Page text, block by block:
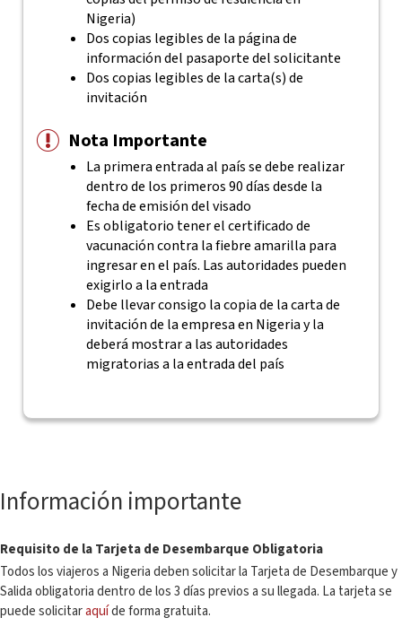
Nigeria)
Dos copias legibles de la página de
información del pasaporte del solicitante
Dos copias legibles de la carta(s) de
invitación
Nota Importante
La primera entrada al país se debe realizar
dentro de los primeros 90 días desde la
fecha de emisión del visado
Es obligatorio tener el certificado de
vacunación contra la fiebre amarilla para
ingresar en el país. Las autoridades pueden
exigirlo a la entrada
Debe llevar consigo la copia de la carta de
invitación de la empresa en Nigeria y la
deberá mostrar a las autoridades
migratorias a la entrada del país
Información importante
Requisito de la Tarjeta de Desembarque Obligatoria
Todos los viajeros a Nigeria deben solicitar la Tarjeta de Desembarque y
Salida obligatoria dentro de los 3 días previos a su llegada. La tarjeta se
puede solicitaraquíde forma gratuita.